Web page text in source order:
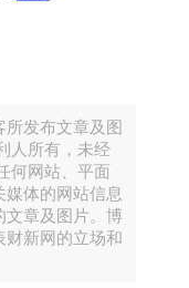
慢缩小，最后在
发布文章及图
人所有，未经
何网站、平面
媒体的网站信息
文章及图片。博
财新网的立场和